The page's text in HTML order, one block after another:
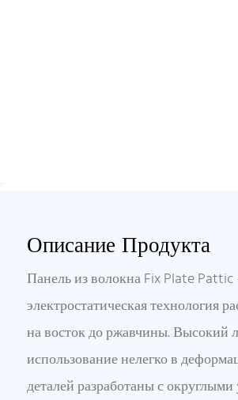
Описание Продукта
Панель из волокна Fix Plate Pattic
электростатическая технология
на восток до ржавчины. Высокий
использование нелегко в
деталей разработаны с